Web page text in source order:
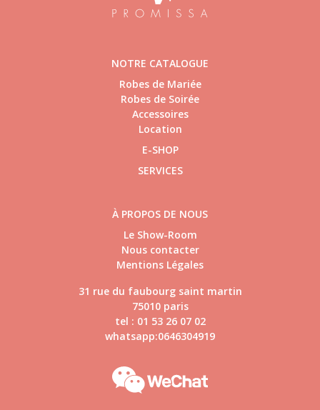
NOTRE CATALOGUE
Robes de Mariée
Robes de Soirée
Accessoires
Location
E-SHOP
SERVICES
À PROPOS DE NOUS
Le Show-Room
Nous contacter
Mentions Légales
31 rue du faubourg saint martin
75010 paris
tel : 01 53 26 07 02
whatsapp:0646304919